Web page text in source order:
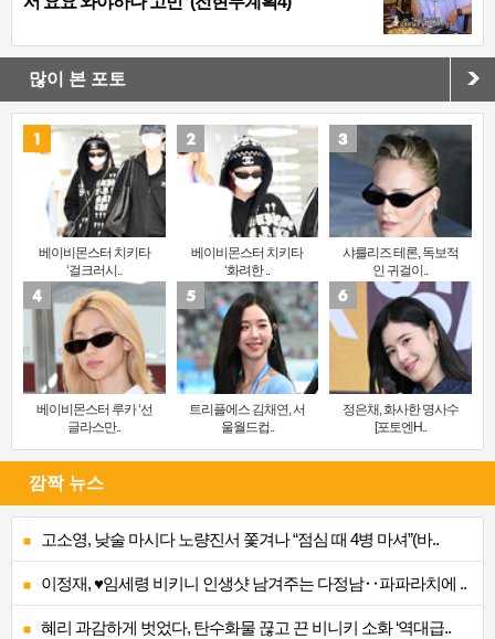
많이 본 포토
베이비몬스터 치키타
‘걸크러시..
베이비몬스터 치키타
‘화려한 ..
샤를리즈 테론, 독보적
인 귀걸이..
베이비몬스터 루카 ‘선
글라스만..
트리플에스 김채연, 서
울월드컵..
정은채, 화사한 명사수
[포토엔H..
깜짝 뉴스
고소영, 낮술 마시다 노량진서 쫓겨나 “점심 때 4병 마셔”(바..
이정재, ♥임세령 비키니 인생샷 남겨주는 다정남‥파파라치에 ..
혜리 과감하게 벗었다, 탄수화물 끊고 끈 비니키 소화 ‘역대급..